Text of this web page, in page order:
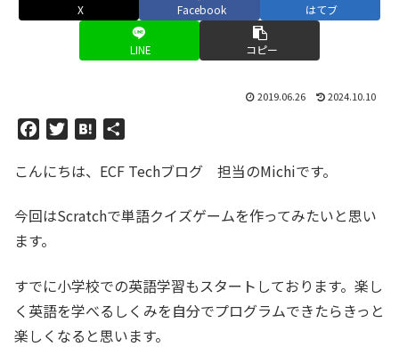
X Facebook はてブ
LINE コピー
2019.06.26 2024.10.10
c
b
o
k
i
t
t
n
こんにちは、ECF Techブログ 担当のMichiです。
今回はScratchで単語クイズゲームを作ってみたいと思い
ます。
すでに小学校での英語学習もスタートしております。楽し
く英語を学べるしくみを自分でプログラムできたらきっと
楽しくなると思います。